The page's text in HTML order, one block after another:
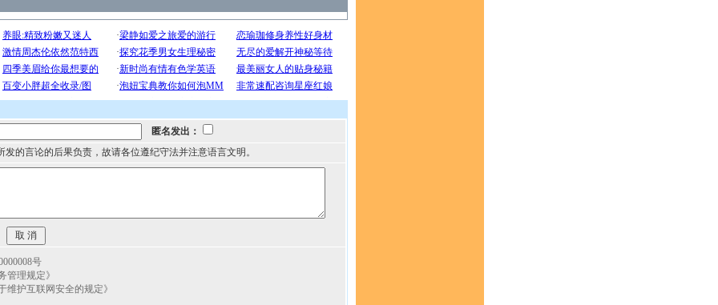
匿名发出：
发的言论的后果负责，故请各位遵纪守法并注意语言文明。
号
管理规定》
护互联网安全的规定》